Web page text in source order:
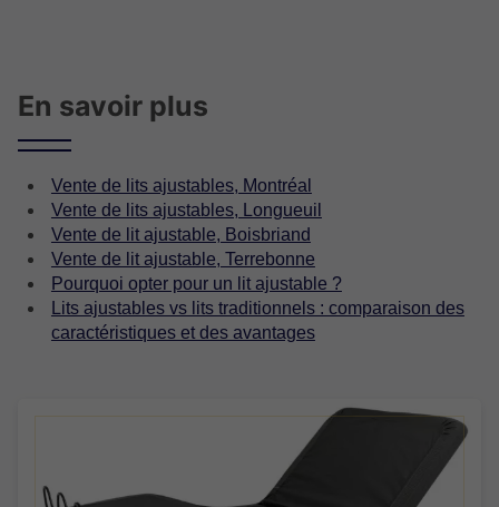
En savoir plus
Vente de lits ajustables, Montréal
Vente de lits ajustables, Longueuil
Vente de lit ajustable, Boisbriand
Vente de lit ajustable, Terrebonne
Pourquoi opter pour un lit ajustable ?
Lits ajustables vs lits traditionnels : comparaison des
caractéristiques et des avantages